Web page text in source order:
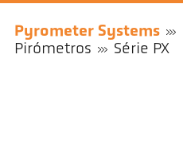
Pyrometer Systems
Pirómetros
Série PX